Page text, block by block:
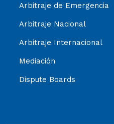
Arbitraje de Emergencia
Arbitraje Nacional
Arbitraje Internacional
Mediación
Dispute Boards